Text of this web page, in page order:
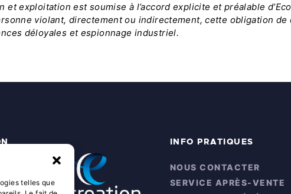
telles que
exploitation est soumise à l’accord explicite et préalable
violant, directement ou indirectement, cette obligation
déloyales et espionnage industriel.
?
INFO PRATIQUES
NOUS CONTACTER
SERVICE APRÈS-VENTE